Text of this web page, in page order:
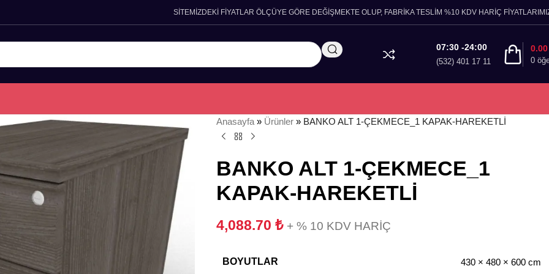
SİTEMİZDEKİ FİYATLAR ÖLÇÜYE GÖRE DEĞİŞMEKTE OLUP, FABRİKA TESLİM %10 KDV HARİÇ
07:30 -24:00
(532) 401 17 11 0
Anasayfa » Ürünler » BANKO ALT 1-ÇEKMECE_1 KAPAK-HAREKETLİ
BANKO ALT 1-ÇEKMECE_1
KAPAK-HAREKETLİ
4,088.70₺ + % 10 KDV HARİÇ
BOYUTLAR 430 × 480 × 600 cm